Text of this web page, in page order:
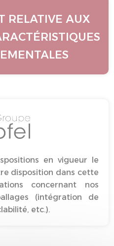
RELATIVE AUX
en vigueur le
disposition dans cette
concernant nos
(intégration de
etc.).